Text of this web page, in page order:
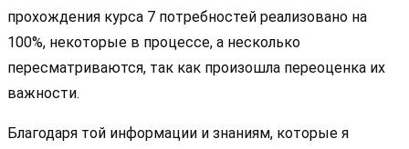
прохождения курса 7 потребностей реализовано на
100%, некоторые в процессе, а несколько
пересматриваются, так как произошла переоценка их
важности.
Благодаря той информации и знаниям, которые я